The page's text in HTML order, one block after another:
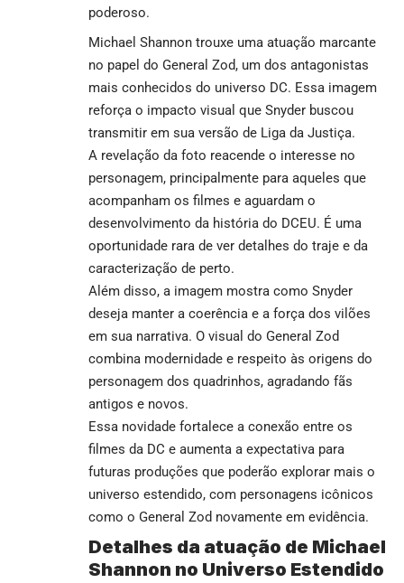
poderoso.
Michael Shannon trouxe uma atuação marcante
no papel do General Zod, um dos antagonistas
mais conhecidos do universo DC. Essa imagem
reforça o impacto visual que Snyder buscou
transmitir em sua versão de Liga da Justiça.
A revelação da foto reacende o interesse no
personagem, principalmente para aqueles que
acompanham os filmes e aguardam o
desenvolvimento da história do DCEU. É uma
oportunidade rara de ver detalhes do traje e da
caracterização de perto.
Além disso, a imagem mostra como Snyder
deseja manter a coerência e a força dos vilões
em sua narrativa. O visual do General Zod
combina modernidade e respeito às origens do
personagem dos quadrinhos, agradando fãs
antigos e novos.
Essa novidade fortalece a conexão entre os
filmes da DC e aumenta a expectativa para
futuras produções que poderão explorar mais o
universo estendido, com personagens icônicos
como o General Zod novamente em evidência.
Detalhes da atuação de Michael
Shannon no Universo Estendido